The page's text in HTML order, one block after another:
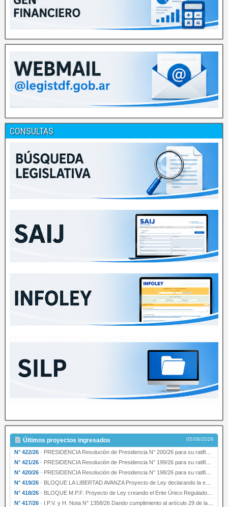
CONSULTAS
Últimos proyectos ingresados 05/08/2026
N° 422/26 · PRESIDENCIA Resolución de Presidencia N° 200/26 para su ratificación.
N° 421/26 · PRESIDENCIA Resolución de Presidencia N° 199/26 para su ratificación.
N° 420/26 · PRESIDENCIA Resolución de Presidencia N° 198/26 para su ratificación.
N° 419/26 · BLOQUE LA LIBERTAD AVANZA Proyecto de Ley declarando la esencialidad del servicio educativ…
N° 418/26 · BLOQUE M.P.F. Proyecto de Ley creando el Ente Único Regulador de servicios públicos de la …
N° 417/26 · I.P.V. y H. Nota N° 1358/26 Dando cumplimiento al artículo 29 de la Ley provincial N° 1399…